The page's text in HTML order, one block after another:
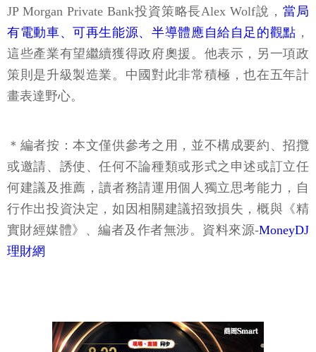
JP Morgan Private Bank投資策略長Alex Wolf說，當局
有電動車、可再生能源、半導體應自給自足的觀點 ，
這些產業有望繼續獲得政府奧援。他表示，另一項政
策則是升級製造業。中國對此非常積極，也在五年計
畫表達野心。
＊編者按：本文僅供參考之用，並不構成要約、招攬
或邀請、誘使、任何不論種類或形式之申述或訂立任
何建議及推薦，讀者務請運用個人獨立思考能力，自
行作出投資決定，如因相關建議招致損失，概與《精
實財經媒體》、編者及作者無涉。資料來源-MoneyDJ
理財網